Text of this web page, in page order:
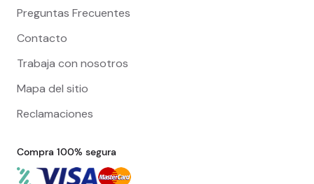
Preguntas Frecuentes
Contacto
Trabaja con nosotros
Mapa del sitio
Reclamaciones
Compra 100% segura